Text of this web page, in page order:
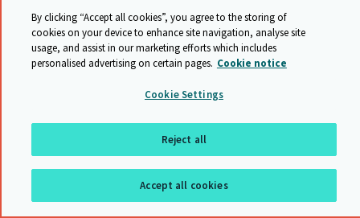
By clicking “Accept all cookies”, you agree to the storing of
cookies on your device to enhance site navigation, analyse site
usage, and assist in our marketing efforts which includes
personalised advertising on certain pages. Cookie notice
Cookie Settings
Reject all
Accept all cookies